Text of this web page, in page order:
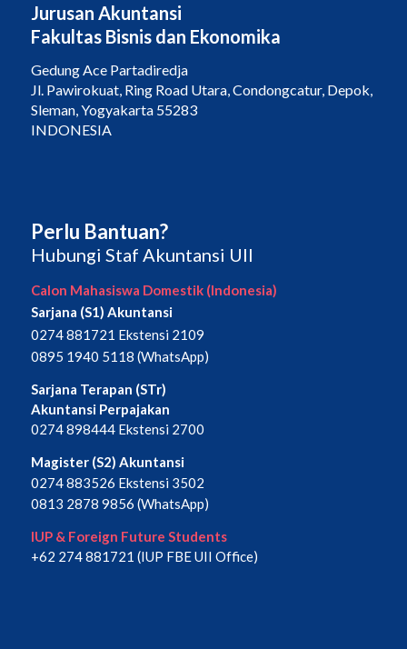
Jurusan Akuntansi
Fakultas Bisnis dan Ekonomika
Gedung Ace Partadiredja
Jl. Pawirokuat, Ring Road Utara, Condongcatur, Depok,
Sleman, Yogyakarta 55283
INDONESIA
Perlu Bantuan?
Hubungi Staf Akuntansi UII
Calon Mahasiswa Domestik (Indonesia)
Sarjana (S1) Akuntansi
0274 881721 Ekstensi 2109
0895 1940 5118 (WhatsApp)
Sarjana Terapan (STr)
Akuntansi Perpajakan
0274 898444 Ekstensi 2700
Magister (S2) Akuntansi
0274 883526 Ekstensi 3502
0813 2878 9856 (WhatsApp)
IUP & Foreign Future Students
+62 274 881721 (IUP FBE UII Office)